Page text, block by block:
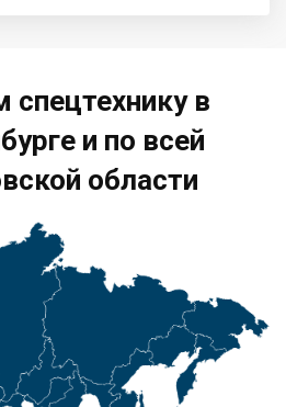
спецтехнику в
и по всей
области